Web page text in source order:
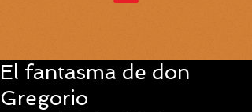
El fantasma de don
Gregorio